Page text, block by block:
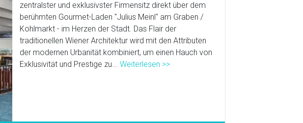
zentralster und exklusivster Firmensitz direkt über dem
berühmten Gourmet-Laden "Julius Meinl" am Graben /
Kohlmarkt - im Herzen der Stadt. Das Flair der
traditionellen Wiener Architektur wird mit den Attributen
der modernen Urbanität kombiniert, um einen Hauch von
Exklusivität und Prestige zu...Weiterlesen >>